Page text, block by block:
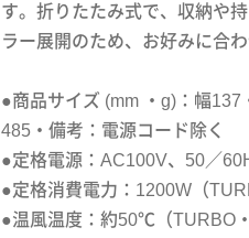
す。折りたたみ式で、収納や
ラー展開のため、お好みに合
●商品サイズ (mm ・g)：幅
485・備考：電源コード除く
●定格電源：AC100V、50／
●定格消費電力：1200W（
●温風温度：約50℃（TURBO